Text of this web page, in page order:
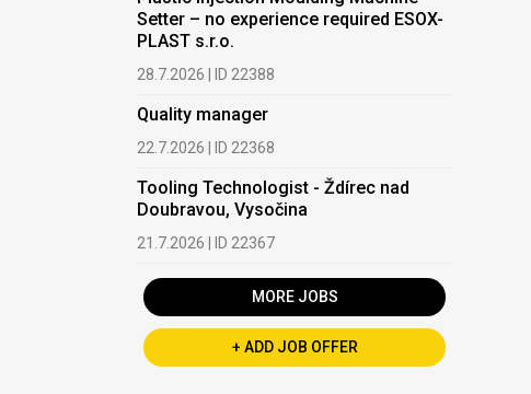
together under one
roof
5.6.2026
BOLE: Premiere of
Thixomolding
Injection Molding
Machine at
PLASTPOL
1.6.2026
Efficiency,
Digitalization, and
Customer Focus:
DESMA at Plast in
Milan
Setter – no experience required ESOX-
PLAST s.r.o.
28.7.2026 | ID 22388
Quality manager
22.7.2026 | ID 22368
Tooling Technologist - Ždírec nad
Doubravou, Vysočina
21.7.2026 | ID 22367
MORE JOBS
+ ADD JOB OFFER